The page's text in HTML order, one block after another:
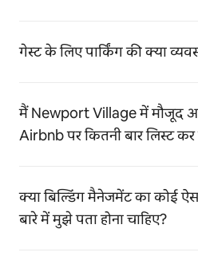
गेस्ट के लिए पार्किंग की क्या
मैं Newport Village में मौजूद
Airbnb पर कितनी बार लिस्ट
क्या बिल्डिंग मैनेजमेंट का कोई
बारे में मुझे पता होना चाहिए?